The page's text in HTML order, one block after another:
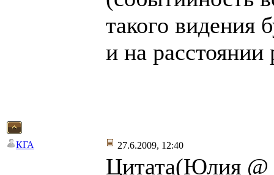
такого видения
и на расстоянии
КГА 27.6.2009, 12:40
Цитата(Юлия